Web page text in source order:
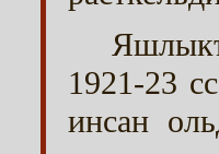
1921-23
инсан